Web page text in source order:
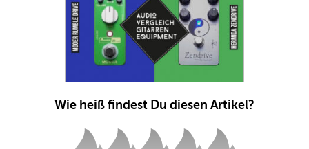
Wie heiß findest Du diesen Artikel?